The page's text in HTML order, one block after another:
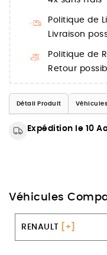
Politique de
Livraison
Politique de
Retour
Détail Produit
Expédition le 10
Véhicules
RENAULT [+]